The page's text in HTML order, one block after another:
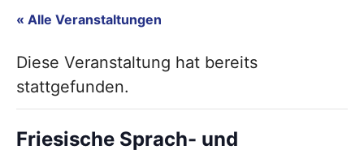
« Alle Veranstaltungen
Diese Veranstaltung hat bereits
stattgefunden.
Friesische Sprach- und